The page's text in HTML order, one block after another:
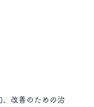
、改善のための治